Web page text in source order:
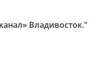
Владивосток."